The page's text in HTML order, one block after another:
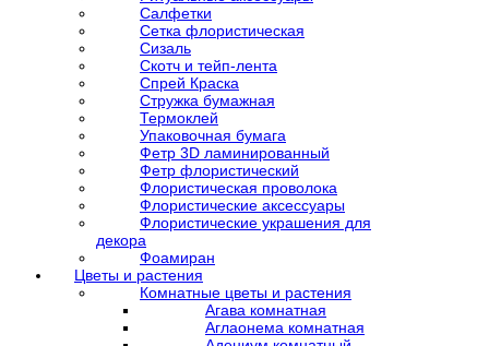
Салфетки
Сетка флористическая
Сизаль
Скотч и тейп-лента
Спрей Краска
Стружка бумажная
Термоклей
Упаковочная бумага
Фетр 3D ламинированный
Фетр флористический
Флористическая проволока
Флористические аксессуары
Флористические украшения для
декора
Фоамиран
Цветы и растения
Комнатные цветы и растения
Агава комнатная
Аглаонема комнатная